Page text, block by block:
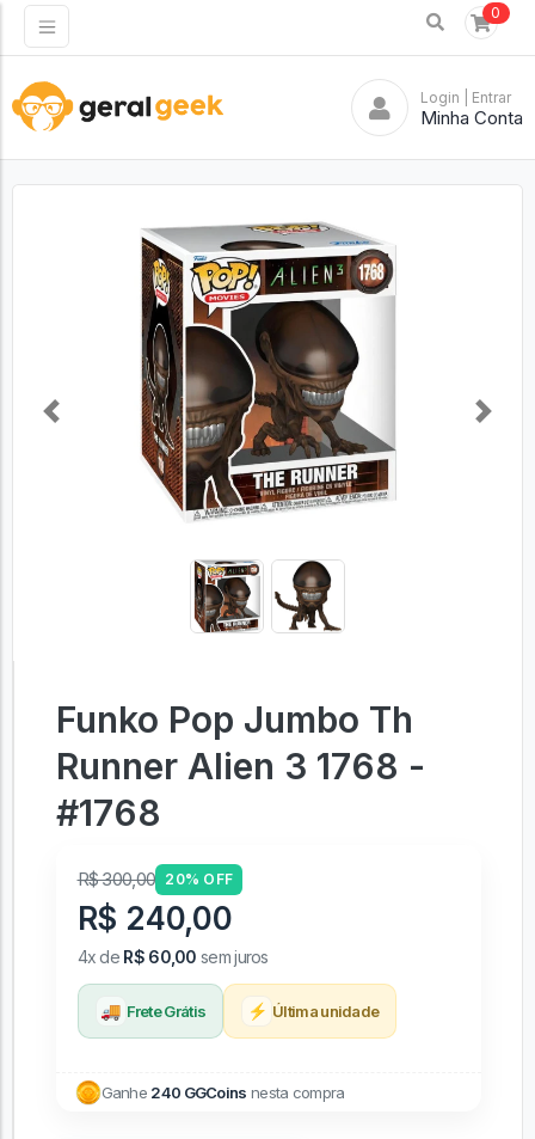
0
Login | Entrar
Minha Conta
Previous Next
Funko Pop Jumbo Th
Runner Alien 3 1768 -
#1768
R$ 300,00 20% OFF
R$ 240,00
4x de R$ 60,00 sem juros
🚚 Frete Grátis ⚡ Última unidade
Ganhe 240 GGCoins nesta compra